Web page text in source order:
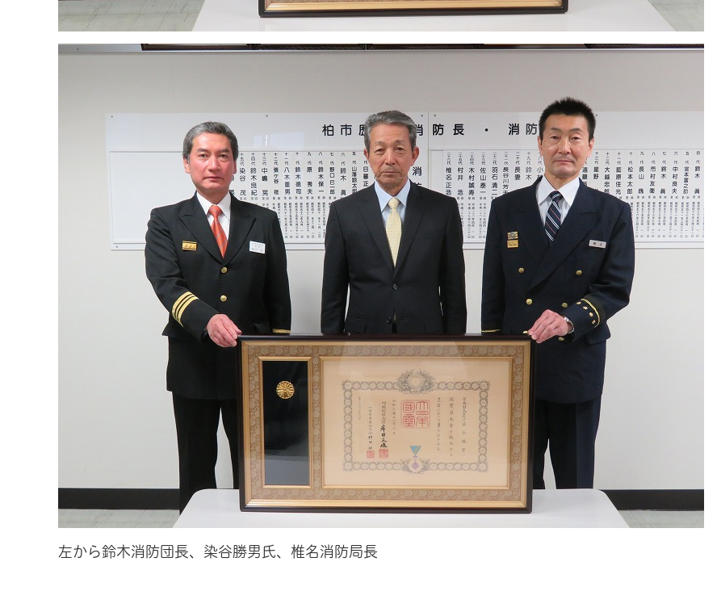
左から鈴木消防団長、染谷勝男氏、椎名消防局長